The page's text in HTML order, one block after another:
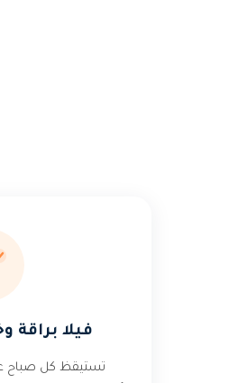
فيلا براقة
تستيقظ كل صباح